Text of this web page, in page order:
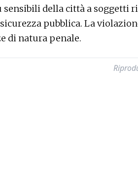
sensibili della città a soggetti
sicurezza pubblica. La
di natura penale.